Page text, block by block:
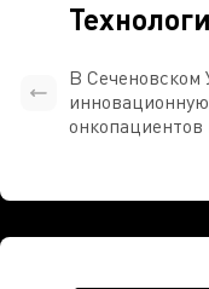
В Сеченовском
онкопациентов